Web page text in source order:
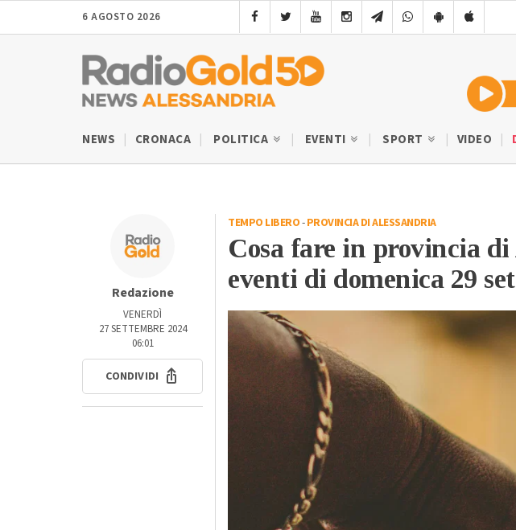
6 AGOSTO 2026
NEWS CRONACA POLITICA EVENTI SPORT VIDEO
Redazione
VENERDÌ
27 SETTEMBRE 2024
06:01
CONDIVIDI
TEMPO LIBERO-PROVINCIA DI ALESSANDRIA
Cosa fare in provincia
eventi di domenica 29